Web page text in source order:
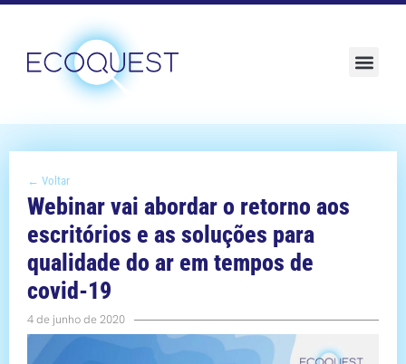
← Voltar
Webinar vai abordar o retorno aos
escritórios e as soluções para
qualidade do ar em tempos de
covid-19
4 de junho de 2020